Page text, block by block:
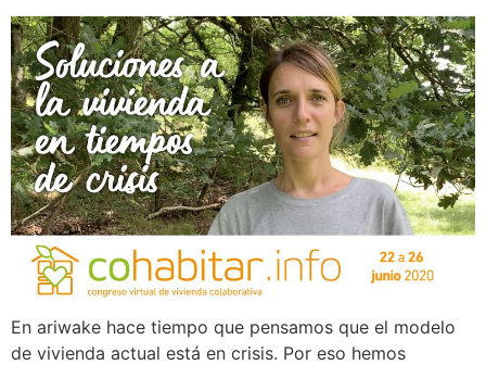
En ariwake hace tiempo que pensamos que el modelo
de vivienda actual está en crisis. Por eso hemos